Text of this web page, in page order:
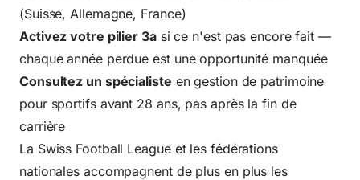
(Suisse, Allemagne, France)
Activez votre pilier 3asi ce n'est pas encore fait —
chaque année perdue est une opportunité manquée
Consultez un spécialiste en gestion de patrimoine
pour sportifs avant 28 ans, pas après la fin de
carrière
La Swiss Football Leagueet les fédérations
nationales accompagnent de plus en plus les